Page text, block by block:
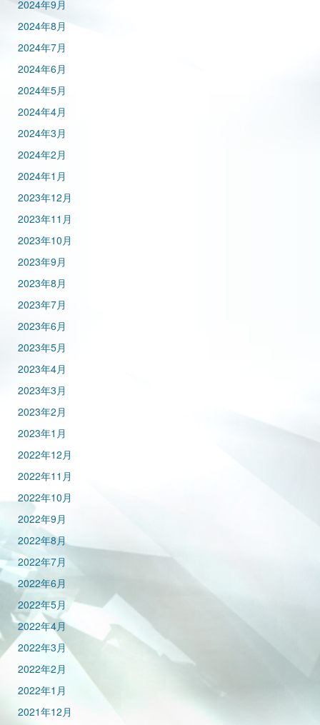
2024年9月
2024年8月
2024年7月
2024年6月
2024年5月
2024年4月
2024年3月
2024年2月
2024年1月
2023年12月
2023年11月
2023年10月
2023年9月
2023年8月
2023年7月
2023年6月
2023年5月
2023年4月
2023年3月
2023年2月
2023年1月
2022年12月
2022年11月
2022年10月
2022年9月
2022年8月
2022年7月
2022年6月
2022年5月
2022年4月
2022年3月
2022年2月
2022年1月
2021年12月